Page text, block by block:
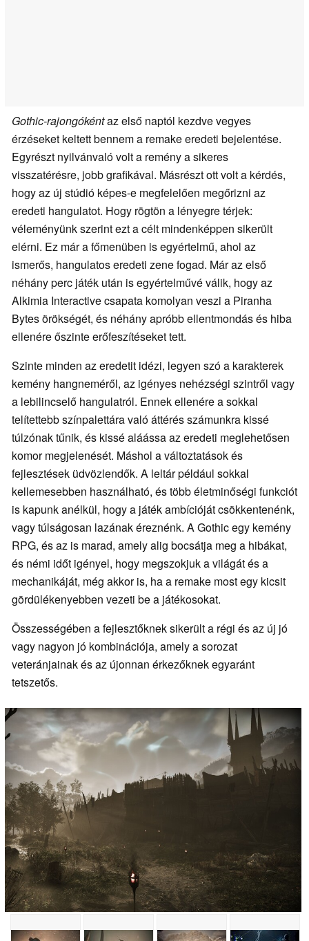
Gothic-rajongókéntaz első naptól kezdve vegyes
érzéseket keltett bennem a remake eredeti bejelentése.
Egyrészt nyilvánvaló volt a remény a sikeres
visszatérésre, jobb grafikával. Másrészt ott volt a kérdés,
hogy az új stúdió képes-e megfelelően megőrizni az
eredeti hangulatot. Hogy rögtön a lényegre térjek:
véleményünk szerint ezt a célt mindenképpen sikerült
elérni. Ez már a főmenüben is egyértelmű, ahol az
ismerős, hangulatos eredeti zene fogad. Már az első
néhány perc játék után is egyértelművé válik, hogy az
Alkimia Interactive csapata komolyan veszi a Piranha
Bytes örökségét, és néhány apróbb ellentmondás és hiba
ellenére őszinte erőfeszítéseket tett.
Szinte minden az eredetit idézi, legyen szó a karakterek
kemény hangneméről, az igényes nehézségi szintről vagy
a lebilincselő hangulatról. Ennek ellenére a sokkal
telítettebb színpalettára való áttérés számunkra kissé
túlzónak tűnik, és kissé aláássa az eredeti meglehetősen
komor megjelenését. Máshol a változtatások és
fejlesztések üdvözlendők. A leltár például sokkal
kellemesebben használható, és több életminőségi funkciót
is kapunk anélkül, hogy a játék ambícióját csökkentenénk,
vagy túlságosan lazának éreznénk. A Gothic egy kemény
RPG, és az is marad, amely alig bocsátja meg a hibákat,
és némi időt igényel, hogy megszokjuk a világát és a
mechanikáját, még akkor is, ha a remake most egy kicsit
gördülékenyebben vezeti be a játékosokat.
Összességében a fejlesztőknek sikerült a régi és az új jó
vagy nagyon jó kombinációja, amely a sorozat
veteránjainak és az újonnan érkezőknek egyaránt
tetszetős.